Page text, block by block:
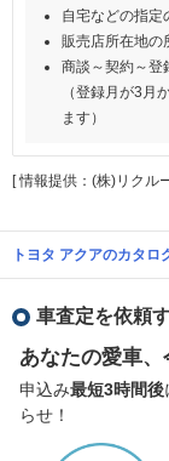
自宅などの指定
販売店所在地の
商談～契約～登
（登録月が3月
ます）
[ 情報提供：(株)リクル
トヨタ アクアのカタロ
車査定を依頼
あなたの愛車、
申込み最短3時間後
らせ！